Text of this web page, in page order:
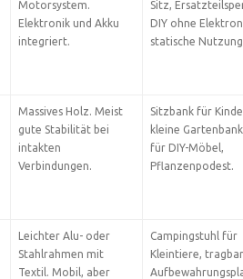
Motorsystem.
Elektronik und Akku
integriert.
Sitz,
DIY ohne
statische
Massives Holz. Meist
gute Stabilität bei
intakten
Verbindungen.
Sitzbank für
kleine
für DIY-Möbel,
Pflanzenpodest.
Leichter Alu- oder
Stahlrahmen mit
Textil. Mobil, aber
Campingstuhl für
Kleintiere,